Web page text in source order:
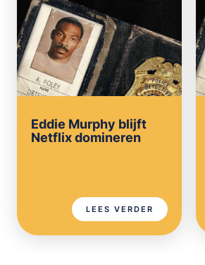
Eddie Murphy blijft
Netflix domineren
LEES VERDER